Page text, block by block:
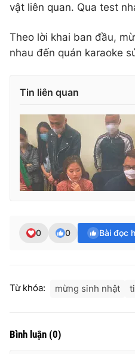
vật liên quan. Qua test
Theo lời khai ban đầu,
nhau đến quán karaoke
Tin liên quan
0 0 Bài đọc
Từ khóa: mừng sinh nhật
Bình luận (0)